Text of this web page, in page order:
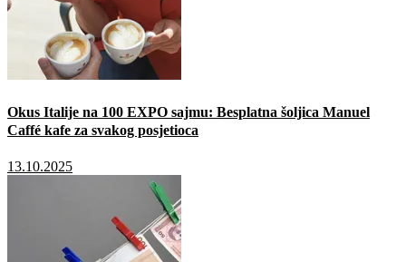
Okus Italije na 100 EXPO sajmu: Besplatna šoljica Manuel
Caffé kafe za svakog posjetioca
13.10.2025